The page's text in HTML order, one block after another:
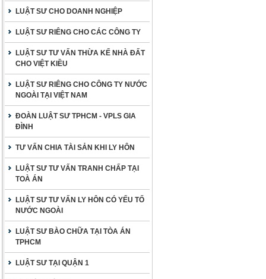
LUẬT SƯ CHO DOANH NGHIỆP
LUẬT SƯ RIÊNG CHO CÁC CÔNG TY
LUẬT SƯ TƯ VẤN THỪA KẾ NHÀ ĐẤT
CHO VIỆT KIỀU
LUẬT SƯ RIÊNG CHO CÔNG TY NƯỚC
NGOÀI TẠI VIỆT NAM
ĐOÀN LUẬT SƯ TPHCM - VPLS GIA
ĐÌNH
TƯ VẤN CHIA TÀI SẢN KHI LY HÔN
LUẬT SƯ TƯ VẤN TRANH CHẤP TẠI
TOÀ ÁN
LUẬT SƯ TƯ VẤN LY HÔN CÓ YẾU TỐ
NƯỚC NGOÀI
LUẬT SƯ BÀO CHỮA TẠI TÒA ÁN
TPHCM
LUẬT SƯ TẠI QUẬN 1